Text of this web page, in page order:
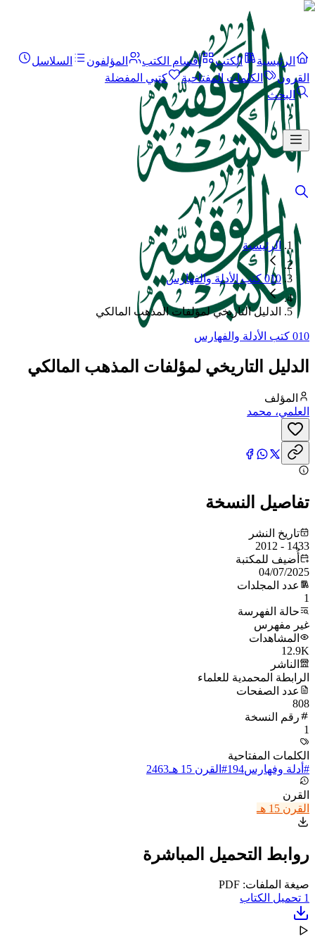
الرئيسية الكتب أقسام الكتب المؤلفون
السلاسل
القرون
الكلمات المفتاحية
كتبي المفضلة
البحث
الرئيسية
010 كتب الأدلة والفهارس
الدليل التاريخي لمؤلفات المذهب المالكي
010 كتب الأدلة والفهارس
الدليل التاريخي لمؤلفات المذهب المالكي
المؤلف
العلمي، محمد
تفاصيل النسخة
تاريخ النشر
1433 - 2012
أُضيف للمكتبة
04/07/2025
عدد المجلدات
1
حالة الفهرسة
غير مفهرس
المشاهدات
12.9K
الناشر
الرابطة المحمدية للعلماء
عدد الصفحات
808
رقم النسخة
1
الكلمات المفتاحية
# أدلة وفهارس194
# القرن 15 هـ 2463
القرن
القرن 15 هـ
روابط التحميل المباشرة
صيغة الملفات: PDF
1 تحميل الكتاب